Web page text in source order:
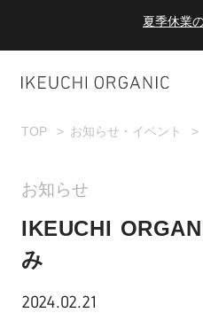
夏季休業
ダブルポイント！夏をア
TOP お知らせ・イベント
お知らせ
IKEUCHI
み
2024.02.21